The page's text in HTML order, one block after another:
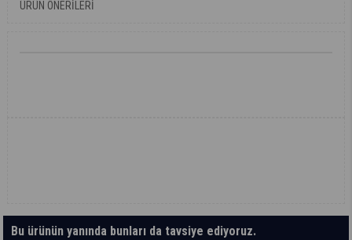
ÜRÜN ÖNERILERI
Bu ürünün yanında bunları da tavsiye ediyoruz.